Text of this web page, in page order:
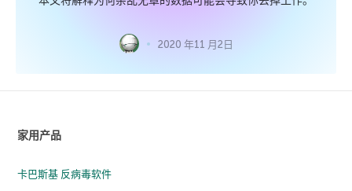
2020 年11 月2日
家用产品
卡巴斯基 反病毒软件